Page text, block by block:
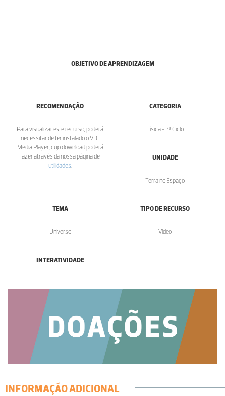
OBJETIVO DE APRENDIZAGEM
RECOMENDAÇÃO
Para visualizar este recurso, poderá
necessitar de ter instalado o VLC
Media Player, cujo download poderá
fazer através da nossa página de
utilidades
CATEGORIA
Física - 3º Ciclo
UNIDADE
Terra no Espaço
TEMA
Universo
TIPO DE RECURSO
Vídeo
INTERATIVIDADE
INFORMAÇÃO ADICIONAL